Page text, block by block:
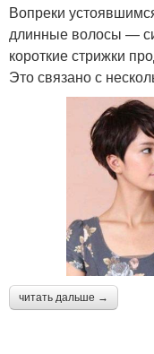
Вопреки
длинные волосы —
короткие стрижки
Это связано с
читать дальше →